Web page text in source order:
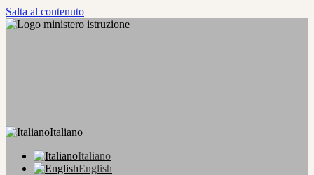
Salta al contenuto
Italiano
Italiano
English